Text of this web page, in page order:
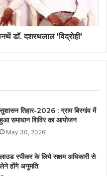
डॉ. दशरथलाल 'विद्रोही'
सुशासन तिहार-2026 : ग्राम बिरगांव में
हुआ समाधान शिविर का आयोजन
May 30, 2026
लाउड स्पीकर के लिये सक्षम अधिकारी से
लेने होंगे अनुमति